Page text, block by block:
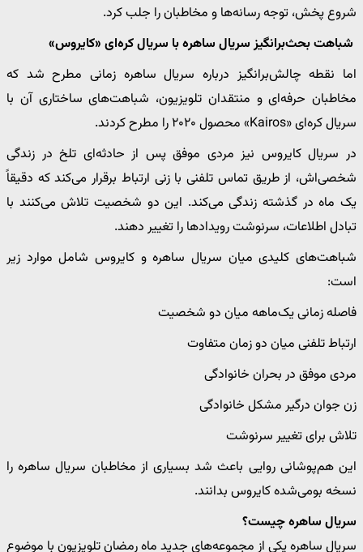
شروع پخش، توجه رسانه‌ها و مخاطبان را جلب کرد.
شباهت بحث‌برانگیز سریال ساهره با سریال کره‌ای «کایروس»
اما نقطه چالش‌برانگیز درباره سریال ساهره زمانی مطرح شد که
مخاطبان حرفه‌ای و منتقدان تلویزیون، شباهت‌های ساختاری آن با
سریال کره‌ای «Kairos» محصول ۲۰۲۰ را مطرح کردند.
در سریال کایروس نیز مردی موفق پس از حادثه‌ای تلخ در زندگی
شخصی‌اش، از طریق تماس تلفنی با زنی ارتباط برقرار می‌کند که دقیقاً
یک ماه در گذشته زندگی می‌کند. این دو شخصیت تلاش می‌کنند با
تبادل اطلاعات، سرنوشت رویدادها را تغییر دهند.
شباهت‌های کلیدی میان سریال ساهره و کایروس شامل موارد زیر
است:
فاصله زمانی یک‌ماهه میان دو شخصیت
ارتباط تلفنی میان دو زمان متفاوت
مردی موفق در بحران خانوادگی
زن جوان درگیر مشکل خانوادگی
تلاش برای تغییر سرنوشت
این هم‌پوشانی روایی باعث شد بسیاری از مخاطبان سریال ساهره را
نسخه بومی‌شده کایروس بدانند.
سریال ساهره چیست؟
سریال ساهره یکی از مجموعه‌های جدید ماه رمضان تلویزیون با موضوع